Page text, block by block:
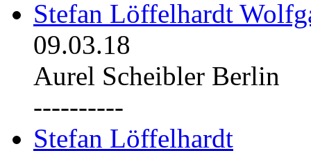
Stefan Löffelhardt
09.03.18
Aurel Scheibler Berlin
----------
Stefan Löffelhardt